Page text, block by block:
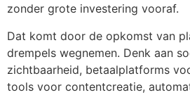
zonder grote investering vooraf.
Dat komt door de opkomst van
drempels wegnemen. Denk aan
zichtbaarheid, betaalplatforms
tools voor contentcreatie,